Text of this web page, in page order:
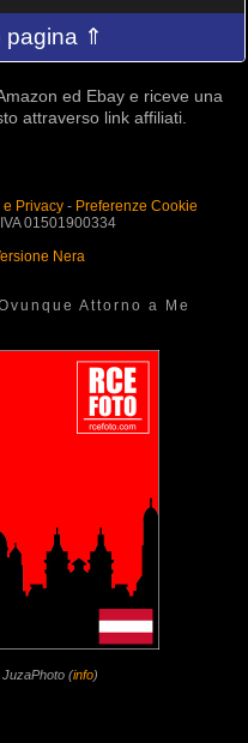
pagina ⇑
ed Ebay e riceve una
attraverso link affiliati.
Privacy- Preferenze Cookie
01501900334
Nera
Attorno a Me
JuzaPhoto (info)